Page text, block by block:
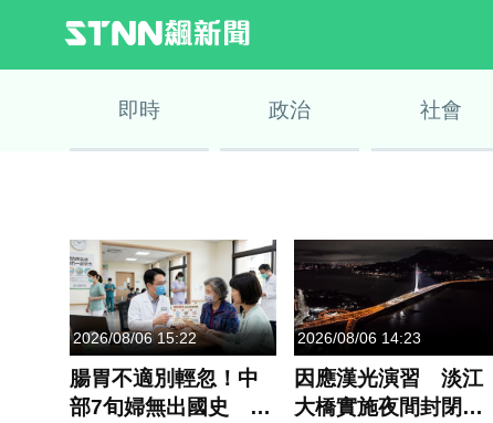
即時 政治 社會
2026/08/06 15:22
腸胃不適別輕忽！中
部7旬婦無出國史 竟
2026/08/06 14:23
因應漢光演習 淡江
大橋實施夜間封閉民